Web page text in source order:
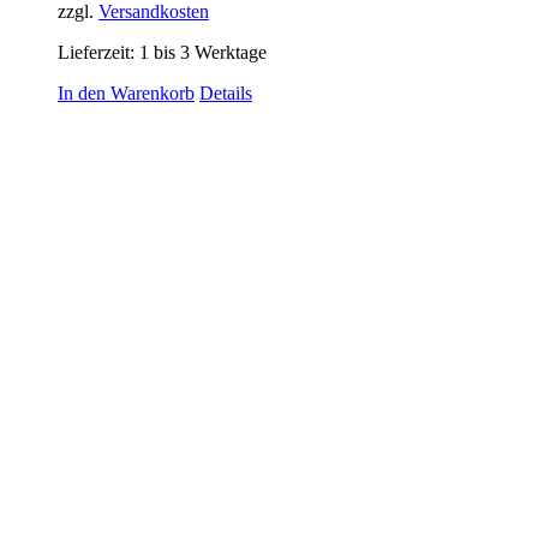
zzgl. Versandkosten
Lieferzeit: 1 bis 3 Werktage
In den Warenkorb Details